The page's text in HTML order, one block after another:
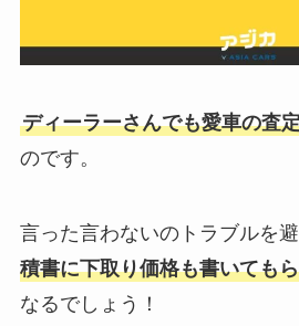
ディーラーさんでも愛車の査
のです。
言った言わないのトラブルを避
積書に下取り価格も書いても
なるでしょう！